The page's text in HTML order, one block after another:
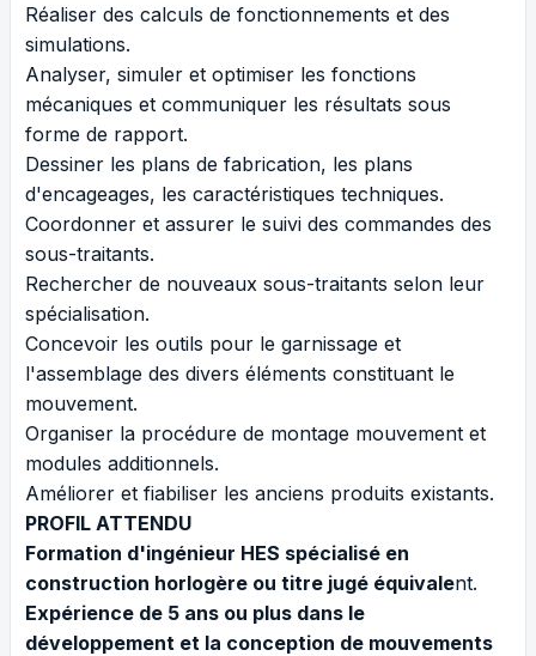
Réaliser des calculs de fonctionnements et des
simulations.
Analyser, simuler et optimiser les fonctions
mécaniques et communiquer les résultats sous
forme de rapport.
Dessiner les plans de fabrication, les plans
d'encageages, les caractéristiques techniques.
Coordonner et assurer le suivi des commandes des
sous-traitants.
Rechercher de nouveaux sous-traitants selon leur
spécialisation.
Concevoir les outils pour le garnissage et
l'assemblage des divers éléments constituant le
mouvement.
Organiser la procédure de montage mouvement et
modules additionnels.
Améliorer et fiabiliser les anciens produits existants.
PROFIL ATTENDU
Formation d'ingénieur HES spécialisé en
construction horlogère ou titre jugé équivalent.
Expérience de 5 ans ou plus dans le
développement et la conception de mouvements